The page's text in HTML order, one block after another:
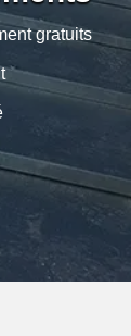
gratuits